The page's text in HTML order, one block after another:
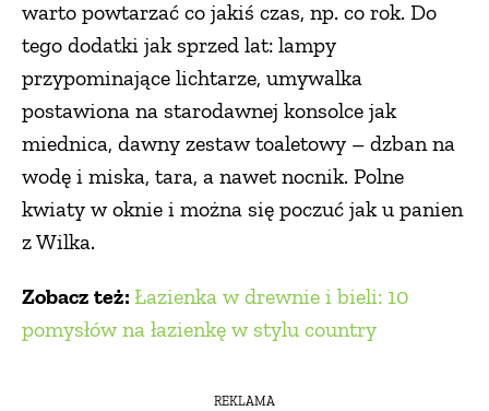
warto powtarzać co jakiś czas, np. co rok. Do
tego dodatki jak sprzed lat: lampy
przypominające lichtarze, umywalka
postawiona na starodawnej konsolce jak
miednica, dawny zestaw toaletowy – dzban na
wodę i miska, tara, a nawet nocnik. Polne
kwiaty w oknie i można się poczuć jak u panien
z Wilka.
Zobacz też: Łazienka w drewnie i bieli: 10
pomysłów na łazienkę w stylu country
REKLAMA